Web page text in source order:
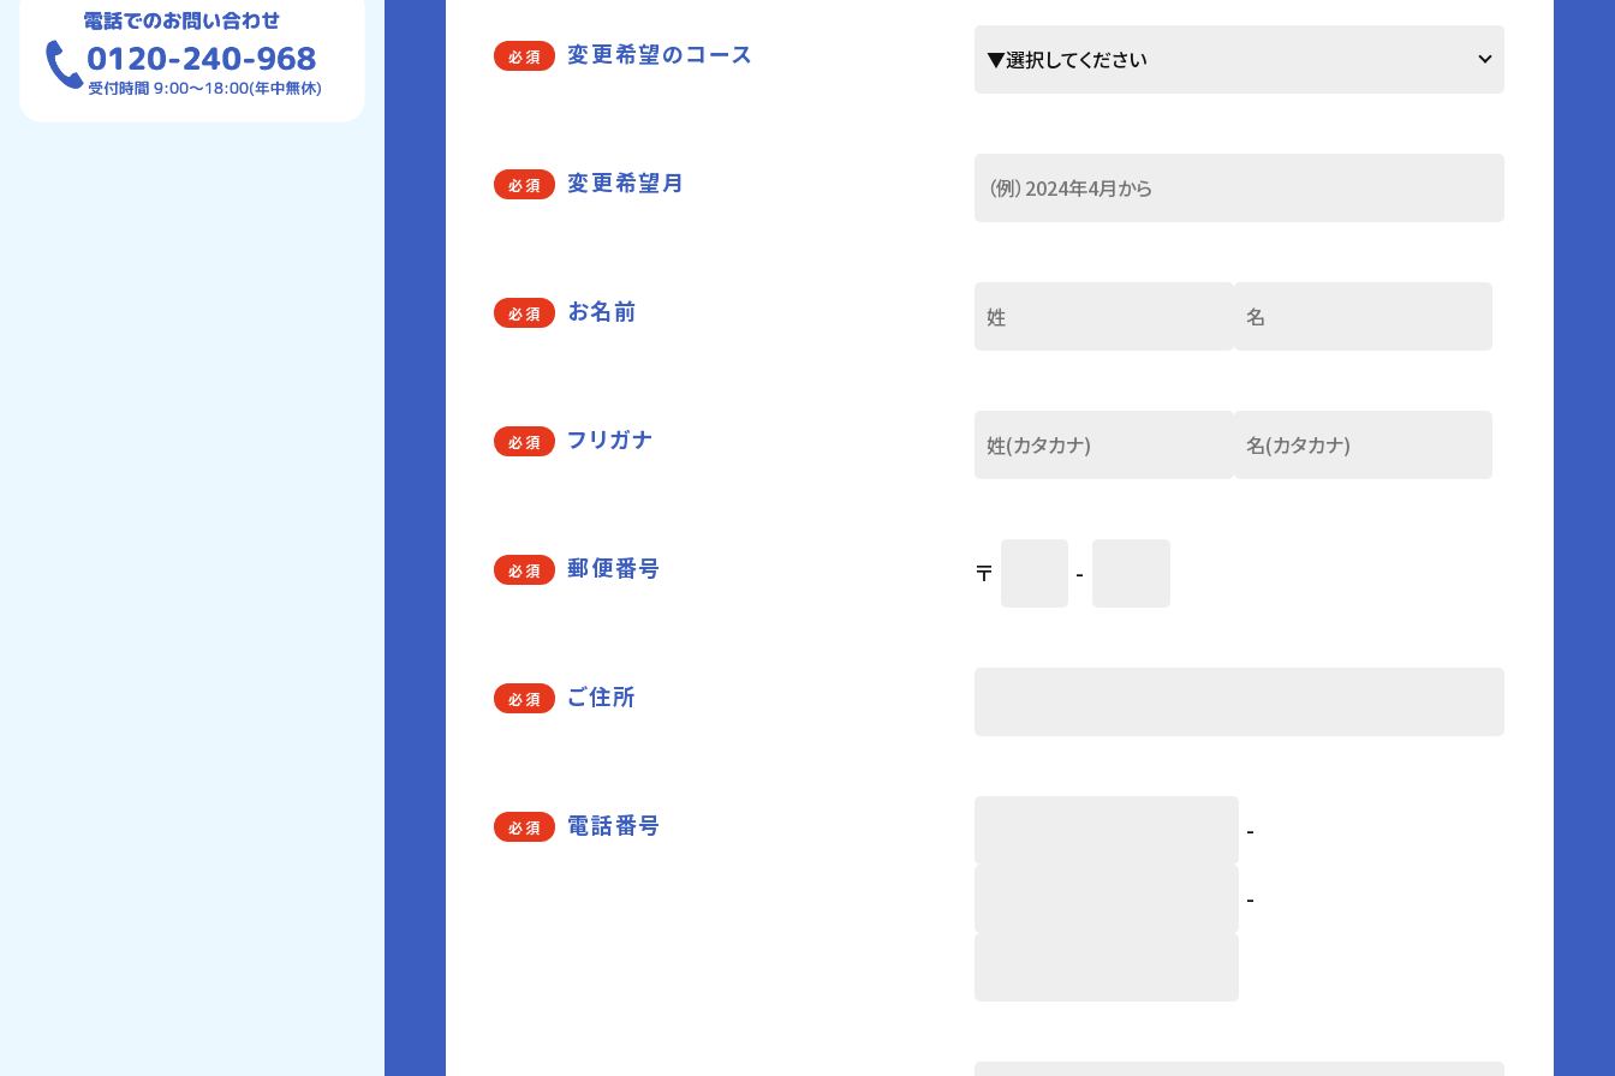
必須 変更希望のコース
必須 変更希望月
必須 お名前
必須 フリガナ
必須 郵便番号 〒 -
必須 ご住所
必須 電話番号 -
-